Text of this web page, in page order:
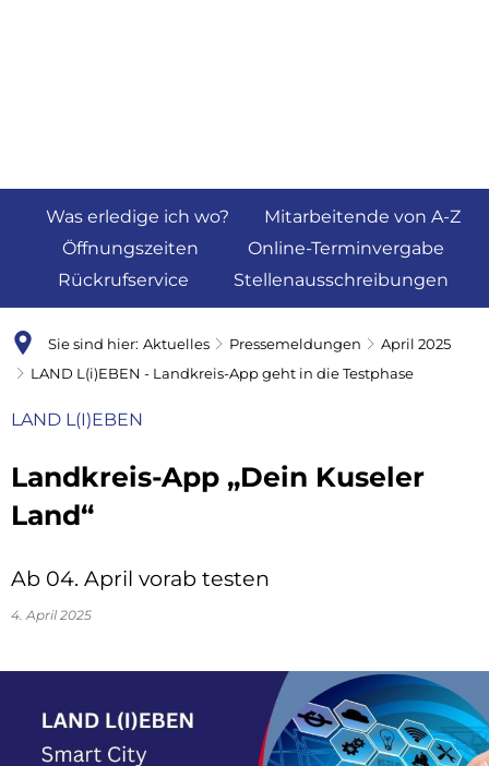
Was erledige ich wo?
Mitarbeitende von A-Z
Öffnungszeiten
Online-Terminvergabe
Rückrufservice
Stellenausschreibungen
Sie sind hier: Aktuelles Pressemeldungen
April 2025
LAND L(i)EBEN - Landkreis-App geht in die Testphase
LAND L(I)EBEN
Landkreis-App „Dein Kuseler
Land“
Ab 04. April vorab testen
4. April 2025